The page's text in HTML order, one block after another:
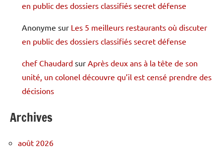
en public des dossiers classifiés secret défense
Anonyme sur Les 5 meilleurs restaurants où discuter
en public des dossiers classifiés secret défense
chef Chaudard sur Après deux ans à la tête de son
unité, un colonel découvre qu’il est censé prendre des
décisions
Archives
août 2026